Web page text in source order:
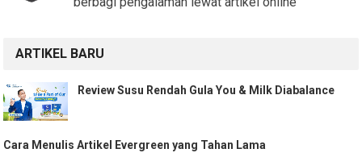
ARTIKEL BARU
Review Susu Rendah Gula You & Milk Diabalance
Cara Menulis Artikel Evergreen yang Tahan Lama